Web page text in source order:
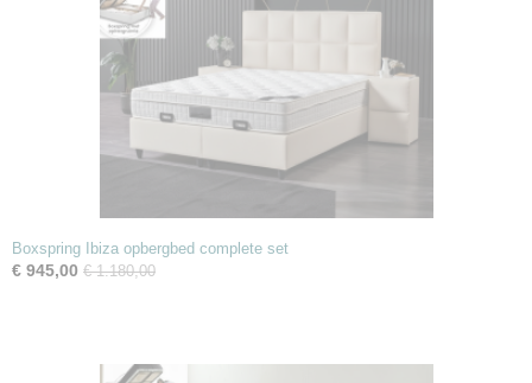
Boxspring Ibiza opbergbed complete set
€ 945,00 € 1.180,00